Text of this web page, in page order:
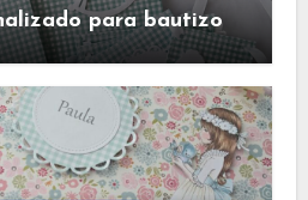
para bautizo